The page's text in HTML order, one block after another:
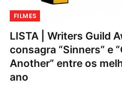
FILMES
LISTA | Writers Guild
consagra “Sinners” e
Another” entre os
ano